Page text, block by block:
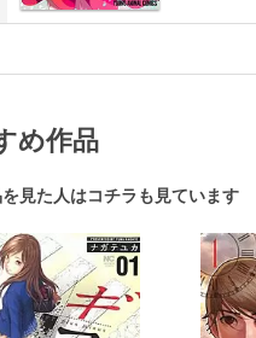
め作品
見た人はコチラも見ています